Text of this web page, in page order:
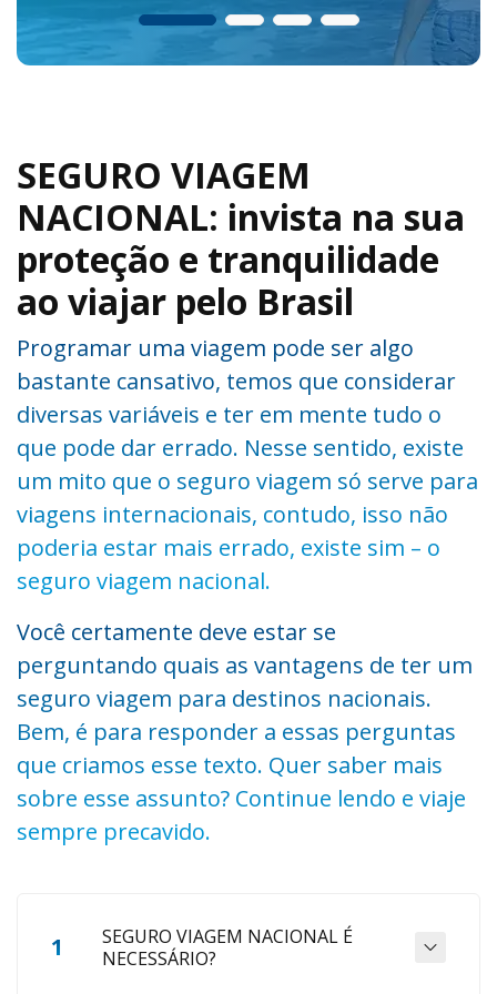
SEGURO VIAGEM
NACIONAL: invista na sua
proteção e tranquilidade
ao viajar pelo Brasil
Programar uma viagem pode ser algo
bastante cansativo, temos que considerar
diversas variáveis e ter em mente tudo o
que pode dar errado. Nesse sentido, existe
um mito que o seguro viagem só serve para
viagens internacionais, contudo, isso não
poderia estar mais errado, existe sim – o
seguro viagem nacional.
Você certamente deve estar se
perguntando quais as vantagens de ter um
seguro viagem para destinos nacionais.
Bem, é para responder a essas perguntas
que criamos esse texto. Quer saber mais
sobre esse assunto? Continue lendo e viaje
sempre precavido.
1
SEGURO VIAGEM NACIONAL É
NECESSÁRIO?